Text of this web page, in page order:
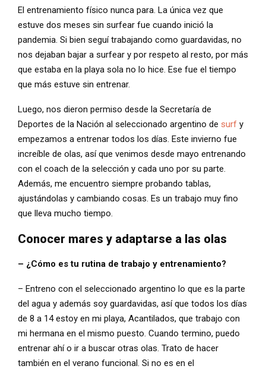
El entrenamiento físico nunca para. La única vez que
estuve dos meses sin surfear fue cuando inició la
pandemia. Si bien seguí trabajando como guardavidas, no
nos dejaban bajar a surfear y por respeto al resto, por más
que estaba en la playa sola no lo hice. Ese fue el tiempo
que más estuve sin entrenar.
Luego, nos dieron permiso desde la Secretaría de
Deportes de la Nación al seleccionado argentino de surf y
empezamos a entrenar todos los días. Este invierno fue
increíble de olas, así que venimos desde mayo entrenando
con el coach de la selección y cada uno por su parte.
Además, me encuentro siempre probando tablas,
ajustándolas y cambiando cosas. Es un trabajo muy fino
que lleva mucho tiempo.
Conocer mares y adaptarse a las olas
– ¿Cómo es tu rutina de trabajo y entrenamiento?
– Entreno con el seleccionado argentino lo que es la parte
del agua y además soy guardavidas, así que todos los días
de 8 a 14 estoy en mi playa, Acantilados, que trabajo con
mi hermana en el mismo puesto. Cuando termino, puedo
entrenar ahí o ir a buscar otras olas. Trato de hacer
también en el verano funcional. Si no es en el